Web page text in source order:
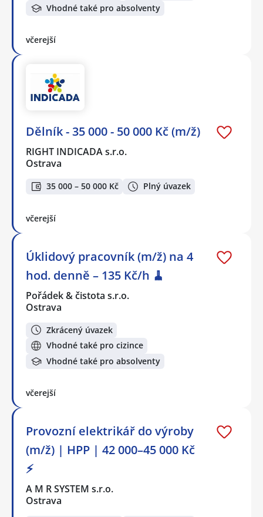
Vhodné také pro absolventy
včerejší
Dělník - 35 000 - 50 000 Kč (m/ž)
RIGHT INDICADA s.r.o.
Ostrava
35 000 – 50 000 Kč Plný úvazek
včerejší
Úklidový pracovník (m/ž) na 4
hod. denně – 135 Kč/h 🧹
Pořádek & čistota s.r.o.
Ostrava
Zkrácený úvazek
Vhodné také pro cizince
Vhodné také pro absolventy
včerejší
Provozní elektrikář do výroby
(m/ž) | HPP | 42 000–45 000 Kč
⚡
A M R SYSTEM s.r.o.
Ostrava